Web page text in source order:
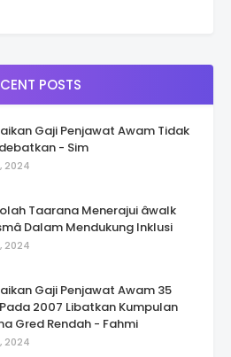
POSTS
Gaji Penjawat Awam Tidak
- Sim
2024
Taarana Menerajui âwalk
Dalam Mendukung Inklusi
2024
Gaji Penjawat Awam 35
2007 Libatkan Kumpulan
Gred Rendah - Fahmi
2024